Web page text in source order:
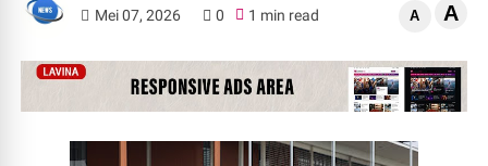
Mei 07, 2026 0 1 min read A A